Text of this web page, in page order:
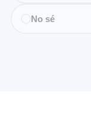
No sé